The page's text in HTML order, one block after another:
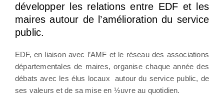
développer les relations entre EDF et les
maires autour de l’amélioration du service
public.
EDF, en liaison avec l’AMF et le réseau des associations
départementales de maires, organise chaque année des
débats avec les élus locaux autour du service public, de
ses valeurs et de sa mise en ½uvre au quotidien.